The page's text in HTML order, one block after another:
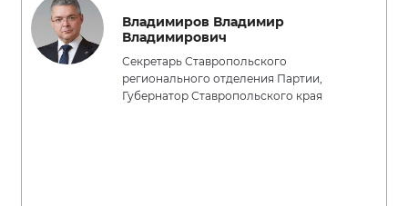
Владимиров Владимир
Владимирович
Секретарь Ставропольского
регионального отделения Партии,
Губернатор Ставропольского края